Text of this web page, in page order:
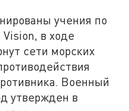
учения по
в ходе
сети морских
Военный
утвержден в